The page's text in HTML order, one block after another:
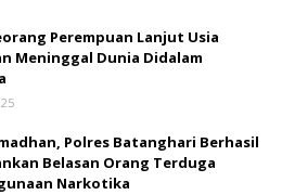
Perempuan Lanjut Usia
Meninggal Dunia Didalam
Polres Batanghari Berhasil
Belasan Orang Terduga
Narkotika